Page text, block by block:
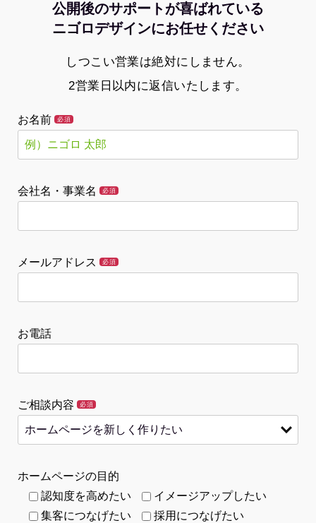
公開後のサポートが喜ばれている
ニゴロデザインにお任せください
しつこい営業は絶対にしません。
2営業日以内に返信いたします。
お名前 必須
会社名・事業名 必須
メールアドレス 必須
お電話
ご相談内容 必須
ホームページの目的
認知度を高めたい
イメージアップしたい
集客につなげたい
採用につなげたい